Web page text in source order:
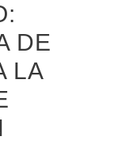
DE
LA